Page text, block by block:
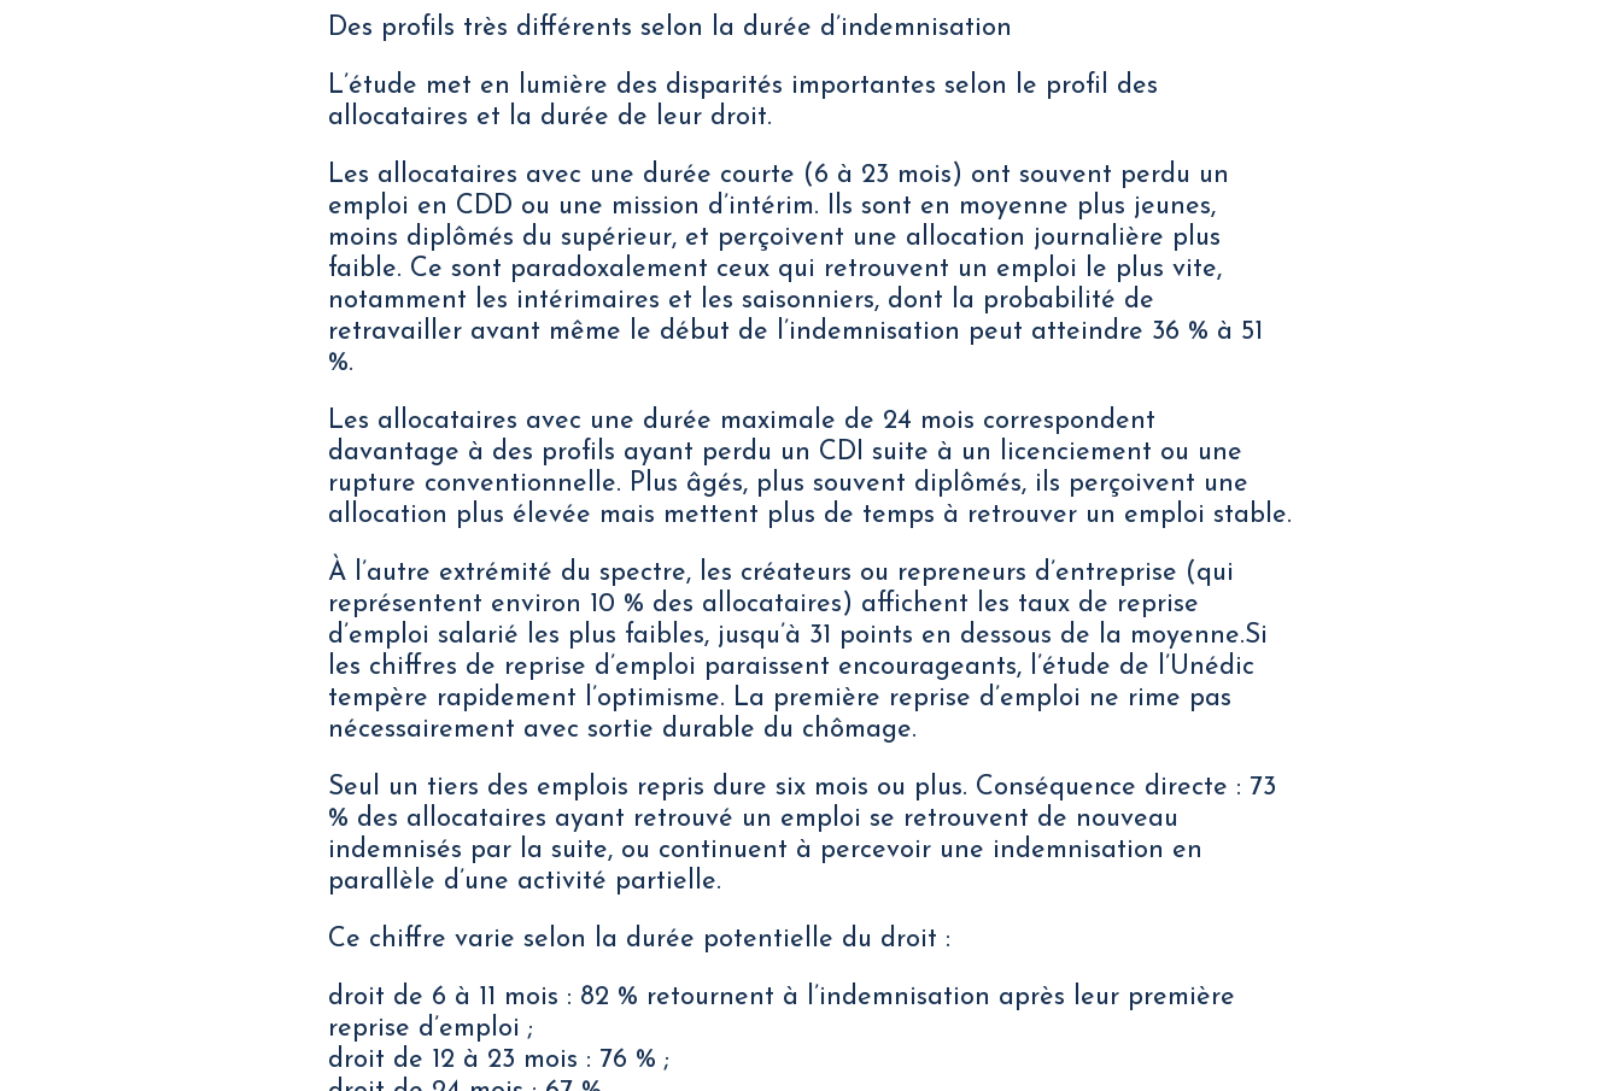
Des profils très différents selon la durée d’indemnisation
L’étude met en lumière des disparités importantes selon le profil des
allocataires et la durée de leur droit.
Les allocataires avec une durée courte (6 à 23 mois) ont souvent perdu un
emploi en CDD ou une mission d’intérim. Ils sont en moyenne plus jeunes,
moins diplômés du supérieur, et perçoivent une allocation journalière plus
faible. Ce sont paradoxalement ceux qui retrouvent un emploi le plus vite,
notamment les intérimaires et les saisonniers, dont la probabilité de
retravailler avant même le début de l’indemnisation peut atteindre 36 % à 51
%.
Les allocataires avec une durée maximale de 24 mois correspondent
davantage à des profils ayant perdu un CDI suite à un licenciement ou une
rupture conventionnelle. Plus âgés, plus souvent diplômés, ils perçoivent une
allocation plus élevée mais mettent plus de temps à retrouver un emploi stable.
À l’autre extrémité du spectre, les créateurs ou repreneurs d’entreprise (qui
représentent environ 10 % des allocataires) affichent les taux de reprise
d’emploi salarié les plus faibles, jusqu’à 31 points en dessous de la moyenne.Si
les chiffres de reprise d’emploi paraissent encourageants, l’étude de l’Unédic
tempère rapidement l’optimisme. La première reprise d’emploi ne rime pas
nécessairement avec sortie durable du chômage.
Seul un tiers des emplois repris dure six mois ou plus. Conséquence directe : 73
% des allocataires ayant retrouvé un emploi se retrouvent de nouveau
indemnisés par la suite, ou continuent à percevoir une indemnisation en
parallèle d’une activité partielle.
Ce chiffre varie selon la durée potentielle du droit :
droit de 6 à 11 mois : 82 % retournent à l’indemnisation après leur première
reprise d’emploi ;
droit de 12 à 23 mois : 76 % ;